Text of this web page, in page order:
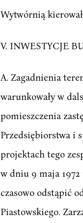
Wytwórnią
V. INWESTYCJE
A. Zagadnienia
warunkowały w
pomieszczenia
Przedsiębiorstwa i
projektach tego
w dniu 9 maja 1972
czasowo odstąpić
Piastowskiego.